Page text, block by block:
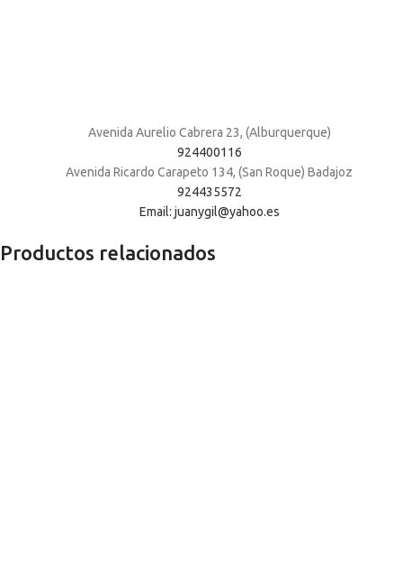
Avenida Aurelio Cabrera 23, (Alburquerque)
924400116
Avenida Ricardo Carapeto 134, (San Roque) Badajoz
924435572
Email: juanygil@yahoo.es
Productos relacionados